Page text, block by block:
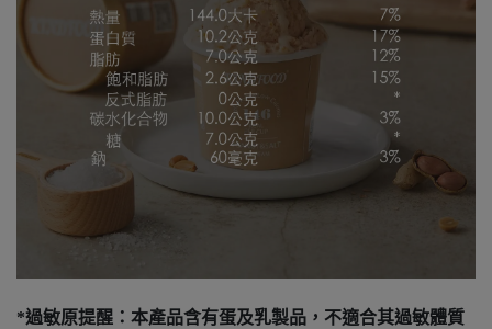
*過敏原提醒：本產品含有蛋及乳製品，不適合其過敏體質